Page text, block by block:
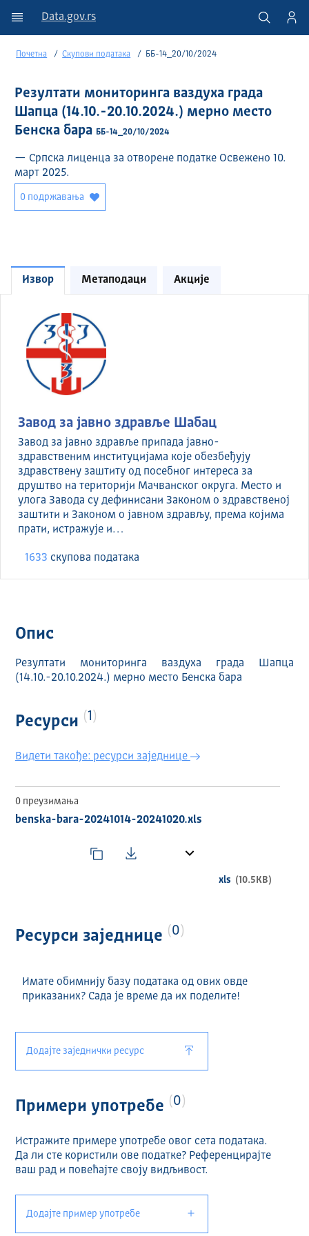
Data.gov.rs
Почетна Скупови података ББ-14_20/10/2024
Резултати мониторинга ваздуха града
Шапца (14.10.-20.10.2024.) мерно место
Бенска бара ББ-14_20/10/2024
— Српска лиценца за отворене податке Освежено 10.
март 2025.
0 подржавања
Извор Метаподаци Акције
Завод за јавно здравље Шабац
Завод за јавно здравље припада јавно-
здравственим институцијама које обезбеђују
здравствену заштиту од посебног интереса за
друштво на територији Мачванског округа. Место и
улога Завода су дефинисани Законом о здравственој
заштити и Законом о јавном здрављу, према којима
прати, истражује и…
1633 скуповa података
Опис
Резултати мониторинга ваздуха града Шапца
(14.10.-20.10.2024.) мерно место Бенска бара
Ресурси 1
Видети такође: ресурси заједнице
0 преузимања
benska-bara-20241014-20241020.xls
xls (10.5KB)
Ресурси заједнице 0
Имате обимнију базу података од ових овде
приказаних? Сада је време да их поделите!
Додајте заједнички ресурс
Примери употребе 0
Истражите примере употребе овог сета података.
Да ли сте користили ове податке? Референцирајте
ваш рад и повећајте своју видљивост.
Додајте пример употребе